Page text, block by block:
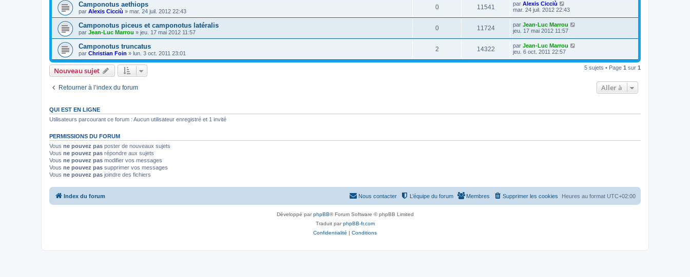
Camponotus aethiops
par Alexis Cicciù » mar. 24 juil. 2012 22:43
0 11541 par Alexis Cicciù
mar. 24 juil. 2012 22:43
Camponotus piceus et camponotus latéralis
par Jean-Luc Marrou » jeu. 17 mai 2012 11:57
0 11724 par Jean-Luc Marrou
jeu. 17 mai 2012 11:57
Camponotus truncatus
par Christian Foin » lun. 3 oct. 2011 23:01
2 14322 par Jean-Luc Marrou
jeu. 6 oct. 2011 22:57
Nouveau sujet 5 sujets • Page 1 sur 1
Retourner à l’index du forum Aller à
QUI EST EN LIGNE
Utilisateurs parcourant ce forum : Aucun utilisateur enregistré et 1 invité
PERMISSIONS DU FORUM
Vous ne pouvez pas poster de nouveaux sujets
Vous ne pouvez pas répondre aux sujets
Vous ne pouvez pas modifier vos messages
Vous ne pouvez pas supprimer vos messages
Vous ne pouvez pas joindre des fichiers
Index du forum Heures au format UTC+02:00
Supprimer les cookies
Membres
L’équipe du forum
Nous contacter
Développé parphpBB® Forum Software © phpBB Limited
Traduit parphpBB-fr.com
Confidentialité | Conditions